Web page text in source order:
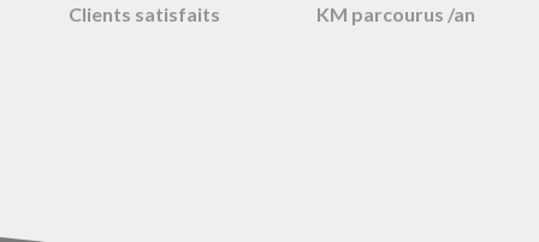
Clients satisfaits KM parcourus /an